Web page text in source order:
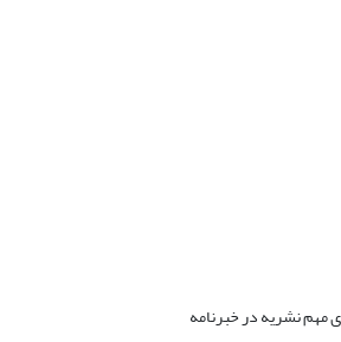
مهم نشریه در خبرنامه